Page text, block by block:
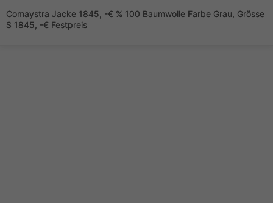
Comaystra Jacke 1845, -€ % 100 Baumwolle Farbe Grau, Grösse
S 1845, -€ Festpreis